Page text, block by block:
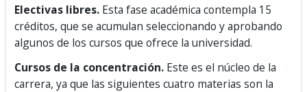
Electivas libres. Esta fase académica contempla 15
créditos, que se acumulan seleccionando y aprobando
algunos de los cursos que ofrece la universidad.
Cursos de la concentración. Este es el núcleo de la
carrera, ya que las siguientes cuatro materias son la